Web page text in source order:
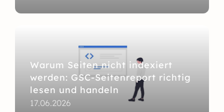
Warum Seiten nicht indexiert
werden: GSC-Seitenreport richtig
lesen und handeln
17.06.2026